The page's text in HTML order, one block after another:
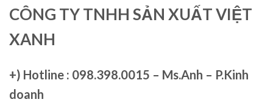
CÔNG TY TNHH SẢN XUẤT VIỆT
XANH
+) Hotline : 098.398.0015 – Ms.Anh – P.Kinh
doanh